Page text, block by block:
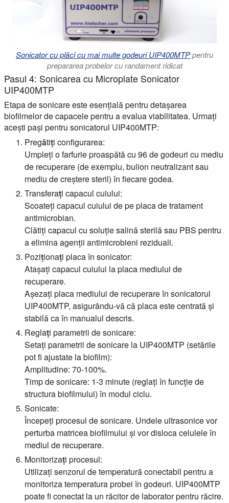
Sonicator cu plăci cu mai multe godeuri UIP400MTPpentru
prepararea probelor cu randament ridicat
Pasul 4: Sonicarea cu Microplate Sonicator
UIP400MTP
Etapa de sonicare este esențială pentru detașarea
biofilmelor de capacele pentru a evalua viabilitatea. Urmați
acești pași pentru sonicatorul UIP400MTP:
Pregătiți configurarea:
Umpleți o farfurie proaspătă cu 96 de godeuri cu mediu
de recuperare (de exemplu, bulion neutralizant sau
mediu de creștere steril) în fiecare godea.
Transferați capacul cuiului:
Scoateți capacul cuiului de pe placa de tratament
antimicrobian.
Clătiți capacul cu soluție salină sterilă sau PBS pentru
a elimina agenții antimicrobieni reziduali.
Poziționați placa în sonicator:
Atașați capacul cuiului la placa mediului de
recuperare.
Așezați placa mediului de recuperare în sonicatorul
UIP400MTP, asigurându-vă că placa este centrată și
stabilă ca în manualul descris.
Reglați parametrii de sonicare:
Setați parametrii de sonicare la UIP400MTP (setările
pot fi ajustate la biofilm):
Amplitudine: 70-100%.
Timp de sonicare: 1-3 minute (reglați în funcție de
structura biofilmului) în modul ciclu.
Sonicate:
Începeți procesul de sonicare. Undele ultrasonice vor
perturba matricea biofilmului și vor disloca celulele în
mediul de recuperare.
Monitorizați procesul:
Utilizați senzorul de temperatură conectabil pentru a
monitoriza temperatura probei în godeuri. UIP400MTP
poate fi conectat la un răcitor de laborator pentru răcire.